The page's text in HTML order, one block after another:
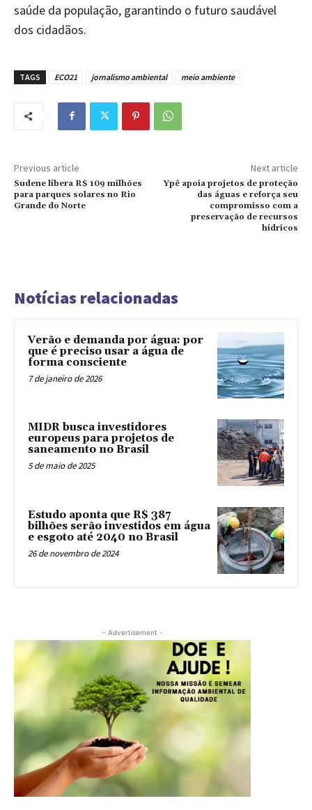
saúde da população, garantindo o futuro saudável
dos cidadãos.
TAGS ECO21 jornalismo ambiental meio ambiente
Previous article
Sudene libera R$ 109 milhões
para parques solares no Rio
Grande do Norte
Next article
Ypê apoia projetos de proteção
das águas e reforça seu
compromisso com a
preservação de recursos
hídricos
Notícias relacionadas
Verão e demanda por água: por
que é preciso usar a água de
forma consciente
7 de janeiro de 2026
MIDR busca investidores
europeus para projetos de
saneamento no Brasil
5 de maio de 2025
Estudo aponta que R$ 387
bilhões serão investidos em água
e esgoto até 2040 no Brasil
26 de novembro de 2024
- Advertisement -